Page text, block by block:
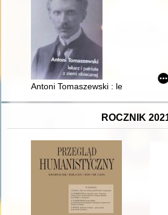
Antoni Tomaszewski : lekarz i
ROCZNIK